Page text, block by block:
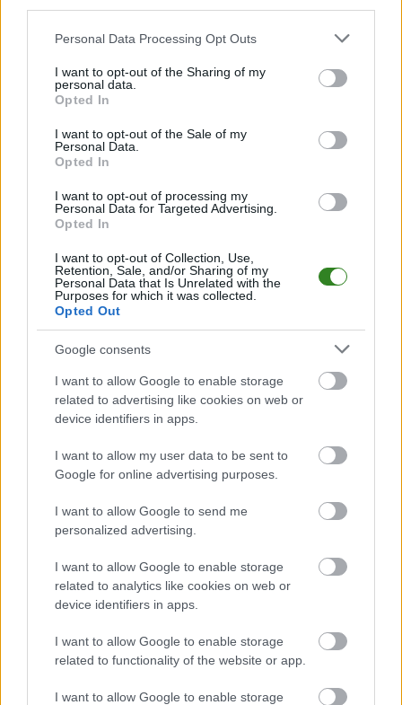
Please note that this website/app uses one or more Google
not limited to your visit or usage behaviour. You may click to
grant or deny consent to Google and its third-party tags to
use your data for below specified purposes in below Google
consent section.
Personal Data Processing Opt Outs
I want to opt-out of the Sharing of my
personal data.
Opted In
I want to opt-out of the Sale of my
Personal Data.
Opted In
I want to opt-out of processing my
Personal Data for Targeted Advertising.
Opted In
I want to opt-out of Collection, Use,
Retention, Sale, and/or Sharing of my
Personal Data that Is Unrelated with the
Purposes for which it was collected.
Opted Out
Google consents
I want to allow Google to enable storage
related to advertising like cookies on web or
device identifiers in apps.
I want to allow my user data to be sent to
Google for online advertising purposes.
I want to allow Google to send me
personalized advertising.
I want to allow Google to enable storage
related to analytics like cookies on web or
device identifiers in apps.
I want to allow Google to enable storage
related to functionality of the website or app.
I want to allow Google to enable storage
aktualizujemy zależnie od poziomu ligi i dostępnych źródeł.
Śledź mecze swojej drużyny
Jeśli jesteś kibicem klubu Orion Pielnia lub Jutrzenka Jaćmierz - zaglądaj
tutaj częściej. Nasz serwis regularnie dostarcza informacje o terminach
meczów, wynikach, transferach i newsach klubowych
piłkarskichw województwie. Sprawdź nasze relacje, śledź ulubioną ligę i
bądź na bieżąco z wydarzeniami z boisk!
Orion Pielnia - Jutrzenka Jaćmierzodbędzie się w ramach 4.
kolejki - Krosno > Klasa B, gr. II. Spotkanie zostanie rozegrane w dniu 07
Orion Pielniaprzystępuje do tego spotkania w roli gospodarza. Jak
drużyna radzi sobie w sezonie 2025/2026 rozgrywek Krosno > Klasa B, gr.
II przed własną publicznością? Na tej stronie możecie zobaczyć tabelę
uwzględniającą tylko mecze u siebie. W tabeli biorącej pod uwagę tylko
mecze wyjazdowe możecie natomiast sprawdzić jak spisuje się klub
Jutrzenka Jaćmierz.
Krosno > Klasa B, gr. II - sytuacja w tabeli
Przed meczami 4. kolejki - Krosno > Klasa B, gr. II gospodarze (Orion
Pielnia) zajmują1. miejscew tabeli. Goście (Jutrzenka Jaćmierz) plasują
Poniżej znajdziesz także ostatnie mecze obu drużyn oraz statystyki
bramkowe.
Orion Pielnia vs. Jutrzenka Jaćmierz - relacja, wynik na żywo,
transmisja
Wynik meczu Orion Pielnia - Jutrzenka Jaćmierz znajdziesz na naszej
stronie zaraz po jego zakończeniu. Jeżeli szukasz informacji meczowych,
zajrzyj tutaj:Orion Pielnia vs. Jutrzenka Jaćmierz - wynik, składy,
strzelcy
Jeżeli w internecie lub TV dostępna jest
albo innych spotkań Krosno >
Klasa B, gr. II na pewno znajdziesz takie informacje na naszym portalu.
Możliwe jednak, że nigdzie nie pojawi się stream online z tego pojedynku.